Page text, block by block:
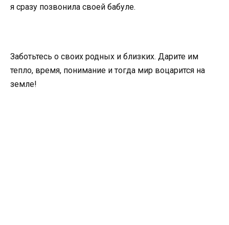
я сразу позвонила своей бабуле.
Заботьтесь о своих родных и близких. Дарите им
тепло, время, понимание и тогда мир воцарится на
земле!